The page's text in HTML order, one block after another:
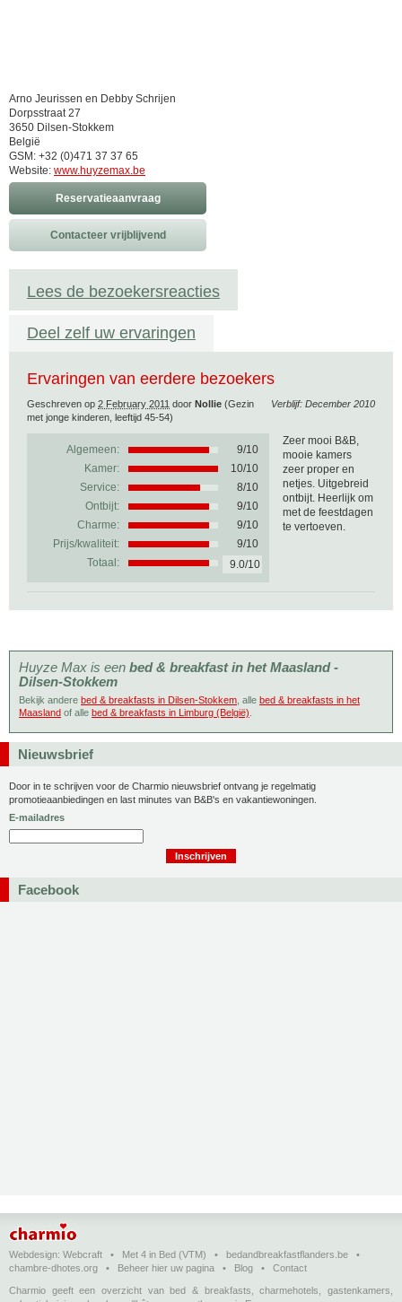
Arno Jeurissen en Debby Schrijen
Dorpsstraat 27
3650 Dilsen-Stokkem
België
GSM: +32 (0)471 37 37 65
Website: www.huyzemax.be
Reservatieaanvraag
Contacteer vrijblijvend
Lees de bezoekersreacties
Deel zelf uw ervaringen
Ervaringen van eerdere bezoekers
Verblijf: December 2010
Geschreven op 2 February 2011 door Nollie (Gezin
met jonge kinderen, leeftijd 45-54)
Algemeen: 9/10
Kamer:
10/10
Service:
8/10
Ontbijt:
9/10
Charme:
9/10
Prijs/kwaliteit:
9/10
Totaal:
9.0/10
Zeer mooi B&B,
mooie kamers
zeer proper en
netjes. Uitgebreid
ontbijt. Heerlijk om
met de feestdagen
te vertoeven.
Huyze Max is een bed & breakfast in het Maasland -
Dilsen-Stokkem
Bekijk andere bed & breakfasts in Dilsen-Stokkem , alle bed & breakfasts in het
Maasland of alle bed & breakfasts in Limburg (België)
Nieuwsbrief
Door in te schrijven voor de Charmio nieuwsbrief ontvang je regelmatig
promotieaanbiedingen en last minutes van B&B's en vakantiewoningen.
E-mailadres
Facebook
Webdesign: Webcraft • Met 4 in Bed (VTM) • bedandbreakfastflanders.be •
chambre-dhotes.org • Beheer hier uw pagina • Blog • Contact
Charmio geeft een overzicht van bed & breakfasts, charmehotels, gastenkamers,